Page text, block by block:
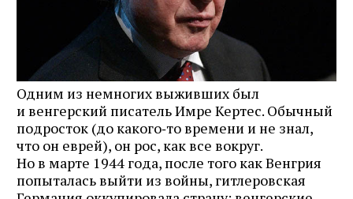
Одним из немногих выживших был
и венгерский писатель Имре Кертес. Обычный
подросток (до какого‑то времени и не знал,
что он еврей), он рос, как все вокруг.
Но в марте 1944 года, после того как Венгрия
попыталась выйти из войны, гитлеровская